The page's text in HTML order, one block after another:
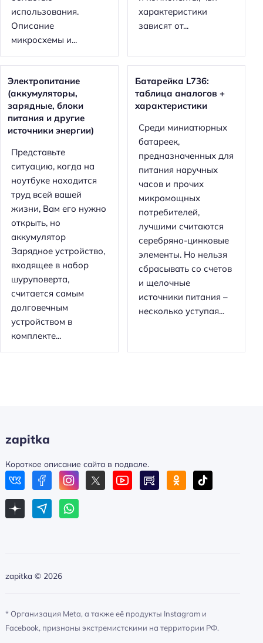
использования.
Описание
микросхемы и...
характеристики
зависят от...
Электропитание
(аккумуляторы,
зарядные, блоки
питания и другие
источники энергии)
Представьте
ситуацию, когда на
ноутбуке находится
труд всей вашей
жизни, Вам его нужно
открыть, но
аккумулятор
Зарядное устройство,
входящее в набор
шуруповерта,
считается самым
долговечным
устройством в
комплекте...
Батарейка L736:
таблица аналогов +
характеристики
Среди миниатюрных
батареек,
предназначенных для
питания наручных
часов и прочих
микромощных
потребителей,
лучшими считаются
серебряно-цинковые
элементы. Но нельзя
сбрасывать со счетов
и щелочные
источники питания –
несколько уступая...
zapitka
Короткое описание сайта в подвале.
zapitka © 2026
* Организация Meta, а также её продукты Instagram и
Facebook, признаны экстремистскими на территории РФ.